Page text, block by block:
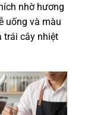
nhờ hương
uống và màu
trái cây nhiệt